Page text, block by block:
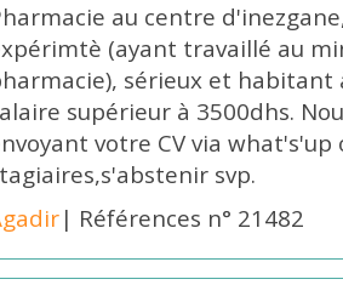
au centre
(ayant travaillé au
sérieux et habitant
supérieur à 3500dhs.
votre CV via
svp.
| Références n° 21482